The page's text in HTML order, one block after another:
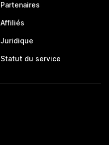
Partenaires
Affiliés
Juridique
Statut du service